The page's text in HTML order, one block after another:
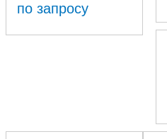
по запросу